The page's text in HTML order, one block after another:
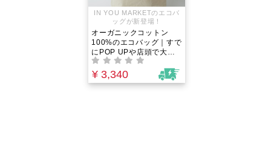
IN YOU MARKETのエコバ
ッグが新登場！
オーガニックコットン
100%のエコバッグ｜すで
にPOP UPや店頭で大人
気！IN YOU MARKETの
エコバッグが誕生！PCが
入る大きさで、ショッピ
¥ 3,340